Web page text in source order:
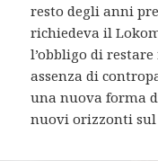
resto degli anni
richiedeva il
l’obbligo di
assenza di
una nuova forma
nuovi orizzonti